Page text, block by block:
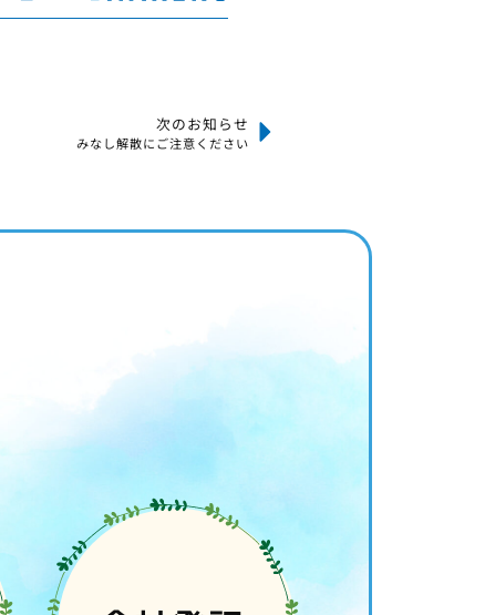
次のお知らせ
みなし解散にご注意ください